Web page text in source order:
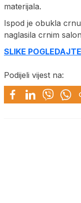
materijala.
Ispod je obukla
naglasila crnim
SLIKE
Podijeli vijest na: